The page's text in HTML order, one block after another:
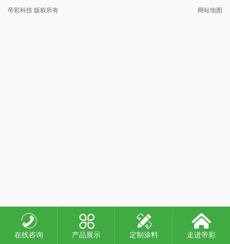
网站地图
帝彩科技 版权所有
在线咨询 产品展示 定制涂料 走进帝彩